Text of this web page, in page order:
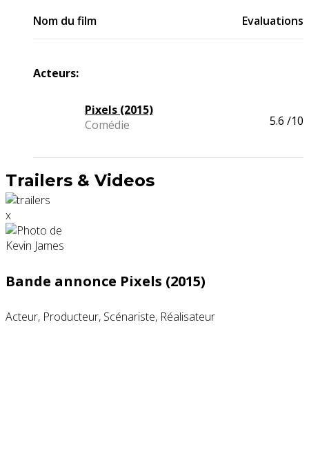
Nom du film Evaluations
Acteurs:
Pixels (2015)
Comédie
5.6 /10
Trailers & Videos
x
Bande annonce Pixels (2015)
Acteur, Producteur, Scénariste, Réalisateur